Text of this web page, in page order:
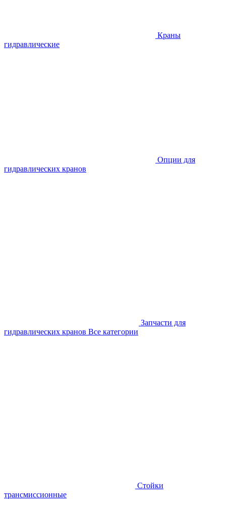
Краны
гидравлические
Опции для
гидравлических кранов
Запчасти для
гидравлических кранов Все категории
Стойки
трансмиссионные